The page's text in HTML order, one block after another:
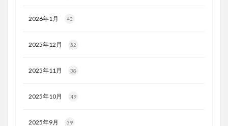
2026年1月 43
2025年12月 52
2025年11月 38
2025年10月 49
2025年9月 39